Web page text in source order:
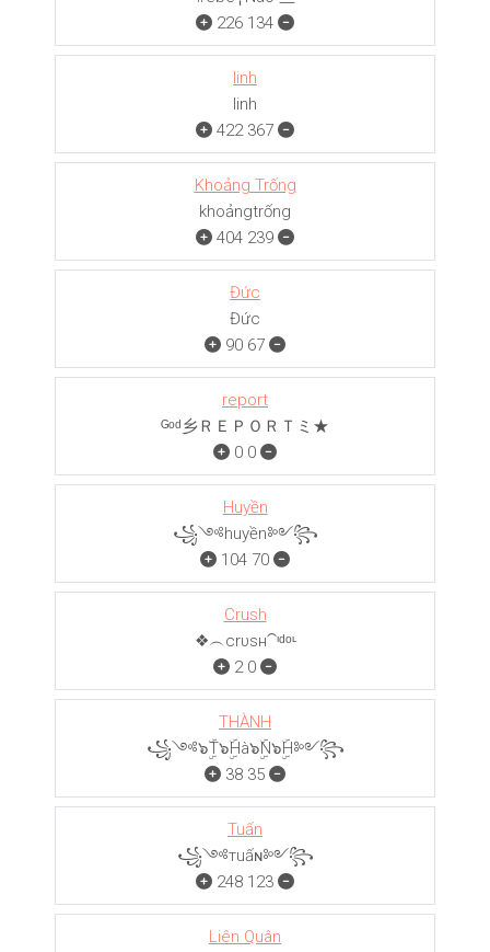
226 134
linh
linh
422 367
Khoảng Trống
khoảngㅤㅤㅤtrống
404 239
Đức
Đức
90 67
report
ᴳᵒᵈ乡ＲＥＰＯＲＴミ★
0 0
Huyền
꧁༺huyền༻꧂
104 70
Crush
❖︵crυѕн⁀ᶦᵈᵒᶫ
2 0
THÀNH
꧁༺๖ۣۜT๖ۣۜHà๖ۣۜN๖ۣۜH༻꧂
38 35
Tuấn
꧁༺тuấɴ༻꧂
248 123
Liên Quân